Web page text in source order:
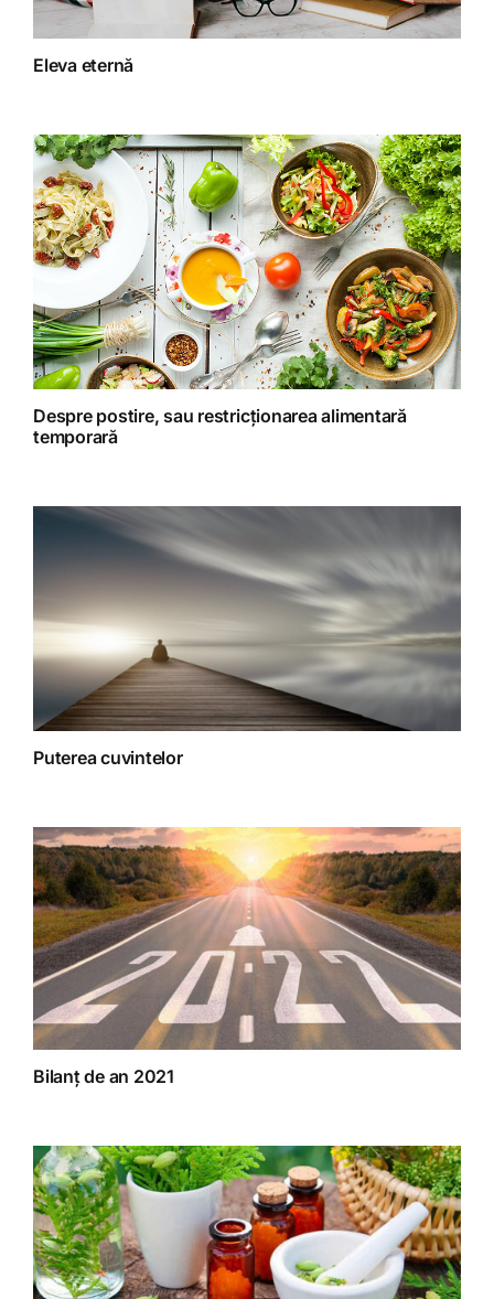
Fitoterapie
Homeopatie
Retete fructariene
Retete preparate
Retete Raw (nepreparate termic)
Eleva eternă
Despre postire, sau restricționarea alimentară
temporară
Puterea cuvintelor
Bilanț de an 2021